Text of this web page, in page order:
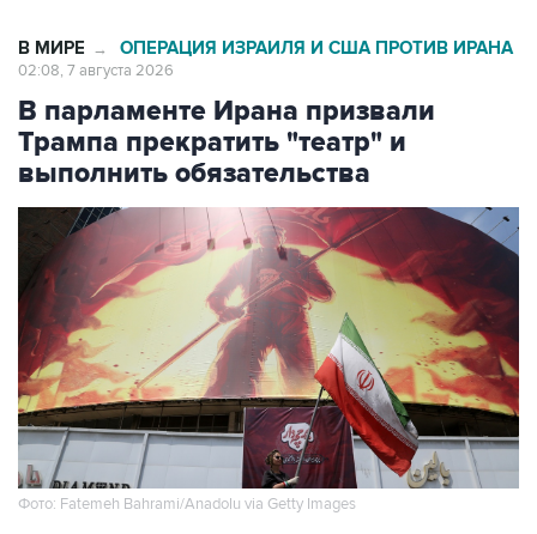
В МИРЕ → ОПЕРАЦИЯ ИЗРАИЛЯ И США ПРОТИВ ИРАНА
02:08, 7 августа 2026
В парламенте Ирана призвали
Трампа прекратить "театр" и
выполнить обязательства
Фото: Fatemeh Bahrami/Anadolu via Getty Images